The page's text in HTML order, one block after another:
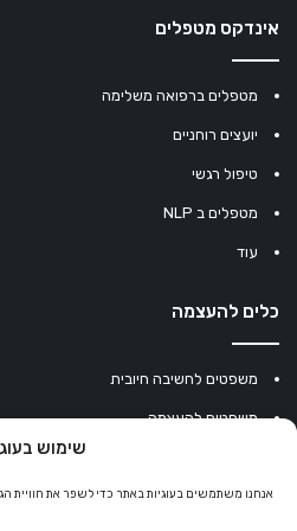
שימוש
אנחנו משתמשים בעוגיות באתר כדי לשפר את
אינדקס מטפלים
מטפלים ברפואה משלימה
יועצים רוחניים
טיפול רגשי
מטפלים ב NLP
עוד
כלים להעצמה
משפטים לחשיבה חיובית
משפטים להעצמה
מחשבון נומרולוגיה